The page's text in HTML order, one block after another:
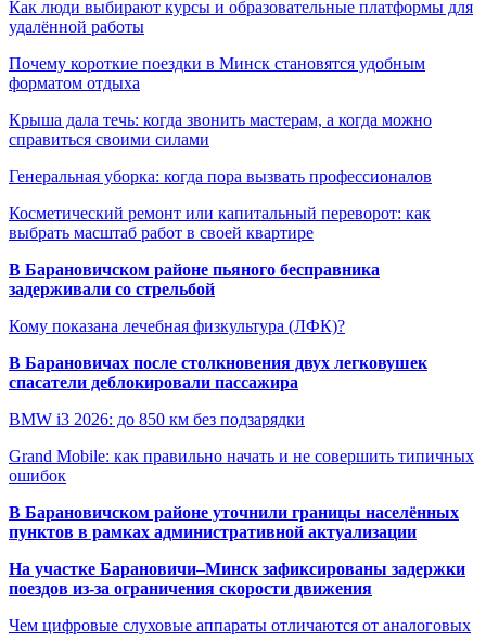
Как люди выбирают курсы и образовательные платформы для
удалённой работы
Почему короткие поездки в Минск становятся удобным
форматом отдыха
Крыша дала течь: когда звонить мастерам, а когда можно
справиться своими силами
Генеральная уборка: когда пора вызвать профессионалов
Косметический ремонт или капитальный переворот: как
выбрать масштаб работ в своей квартире
В Барановичском районе пьяного бесправника
задерживали со стрельбой
Кому показана лечебная физкультура (ЛФК)?
В Барановичах после столкновения двух легковушек
спасатели деблокировали пассажира
BMW i3 2026: до 850 км без подзарядки
Grand Mobile: как правильно начать и не совершить типичных
ошибок
В Барановичском районе уточнили границы населённых
пунктов в рамках административной актуализации
На участке Барановичи–Минск зафиксированы задержки
поездов из-за ограничения скорости движения
Чем цифровые слуховые аппараты отличаются от аналоговых